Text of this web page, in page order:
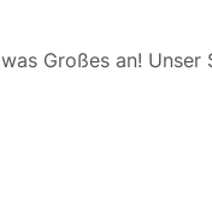
Großes an!